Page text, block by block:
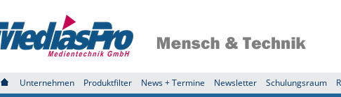
Unternehmen Produktfilter News + Termine Newsletter Schulungsraum